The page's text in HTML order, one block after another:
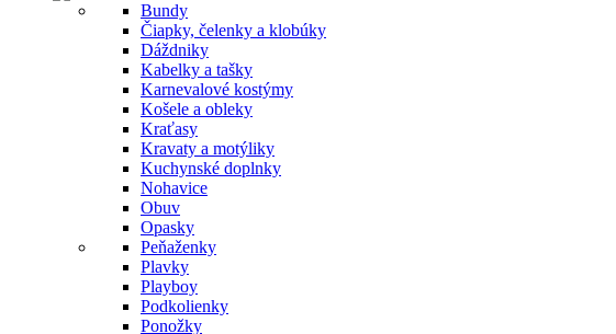
Bundy
Čiapky, čelenky a klobúky
Dáždniky
Kabelky a tašky
Karnevalové kostýmy
Košele a obleky
Kraťasy
Kravaty a motýliky
Kuchynské doplnky
Nohavice
Obuv
Opasky
Peňaženky
Plavky
Playboy
Podkolienky
Ponožky